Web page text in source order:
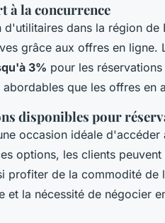
à la concurrence
dans la région de
grâce aux offres en ligne.
3% pour les
que les offres en
disponibles pour
occasion idéale d'accéder
options, les clients
profiter de la commodité de
et la nécessité de négocier